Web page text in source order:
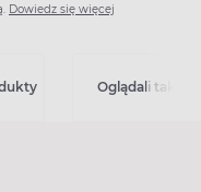
Dowiedz się więcej
Oglądali także